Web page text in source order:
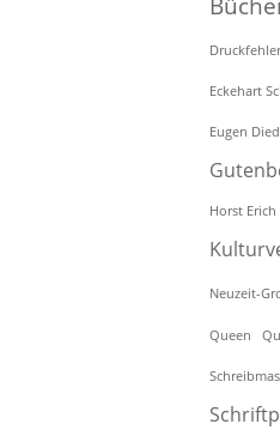
Druckfehler
Eckehart
Eugen
Horst
Neuzeit-
Queen